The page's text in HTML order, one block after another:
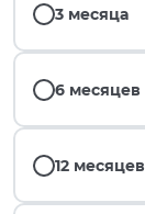
3 месяца
6 месяцев
12 месяцев